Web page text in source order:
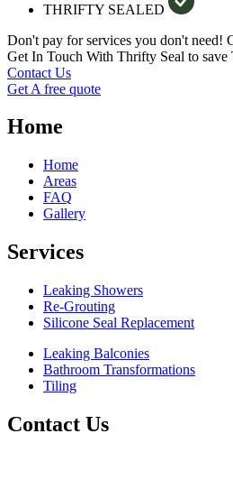
THRIFTY SEALED
Don't pay for services you don't need!
Get In Touch With Thrifty Seal to save
Contact Us
Get A free quote
Home
Home
Areas
FAQ
Gallery
Services
Leaking Showers
Re-Grouting
Silicone Seal Replacement
Leaking Balconies
Bathroom Transformations
Tiling
Contact Us